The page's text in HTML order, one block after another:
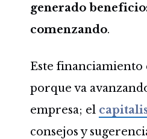
generado
comenzando.
Este financiamiento
porque va
empresa; el
consejos y